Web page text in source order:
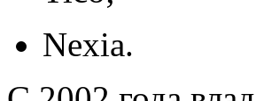
Nexia.